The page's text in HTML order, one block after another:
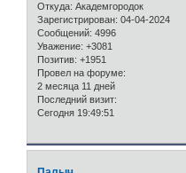
Откуда: Академгородок
Зарегистрирован: 04-04-2024
Сообщений: 4996
Уважение: +3081
Позитив: +1951
Провел на форуме:
2 месяца 11 дней
Последний визит:
Сегодня 19:49:51